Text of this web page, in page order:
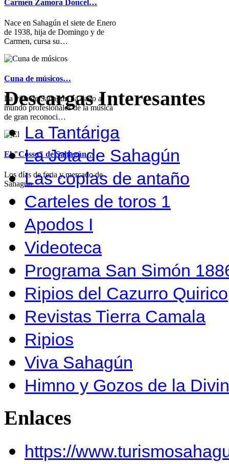
Carmen Zamora Doncel…
Nace en Sahagún el siete de Enero
de 1938, hija de Domingo y de
Carmen, cursa su…
Cuna de músicos…
La villa de Sahagún ha dado al
mundo profesionales de la música
de gran reconoci…
El "Cosso" de Sahagún…
Los días de feria y mercado de
Sahagún…
Descargas Interesantes
La Tantáriga
La Jota de Sahagún
Las coplas de antaño
Carteles de toros 1
Apodos I
Videoteca
Programa San Simón
Ripios del Cazurro Quirico
Revistas Tierra Camala
Ripios
Viva Sahagún
Himno y Gozos de la
Enlaces
https://